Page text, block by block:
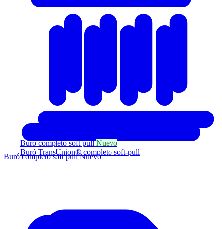
Buró completo soft pullNuevo
Buró TransUnion® completo soft-pull
Buró completo soft pullNuevo